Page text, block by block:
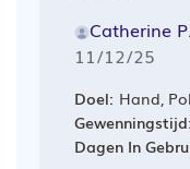
Catherine
11/12/25
Doel: Hand,
Gewenningstijd:
Dagen In